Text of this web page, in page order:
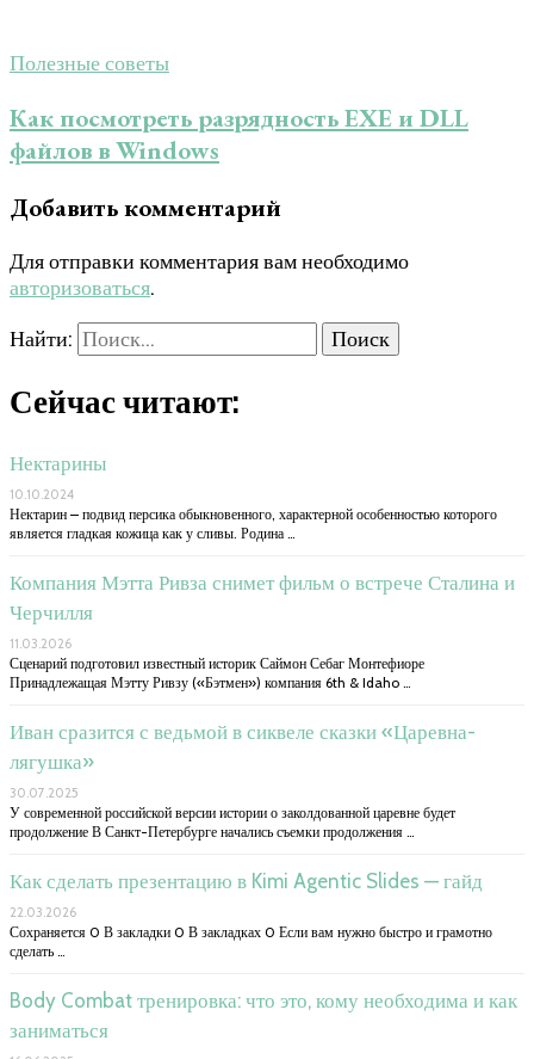
Полезные советы
Как посмотреть разрядность EXE и DLL
файлов в Windows
Добавить комментарий
Для отправки комментария вам необходимо
авторизоваться.
Найти:
Сейчас читают:
Нектарины
10.10.2024
Нектарин – подвид персика обыкновенного, характерной особенностью которого
является гладкая кожица как у сливы. Родина …
Компания Мэтта Ривза снимет фильм о встрече Сталина и
Черчилля
11.03.2026
Сценарий подготовил известный историк Саймон Себаг Монтефиоре
Принадлежащая Мэтту Ривзу («Бэтмен») компания 6th & Idaho …
Иван сразится с ведьмой в сиквеле сказки «Царевна-
лягушка»
30.07.2025
У современной российской версии истории о заколдованной царевне будет
продолжение В Санкт-Петербурге начались съемки продолжения …
Как сделать презентацию в Kimi Agentic Slides — гайд
22.03.2026
Сохраняется 0 В закладки 0 В закладках 0 Если вам нужно быстро и грамотно
сделать …
Body Combat тренировка: что это, кому необходима и как
заниматься